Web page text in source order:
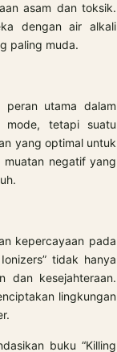
asam dan toksik.
dengan air alkali
paling muda.
peran utama dalam
mode, tetapi suatu
yang optimal untuk
muatan negatif yang
kepercayaan pada
tidak hanya
dan kesejahteraan.
lingkungan
buku “Killing